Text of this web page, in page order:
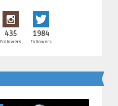
435
Followers
1984
Followers